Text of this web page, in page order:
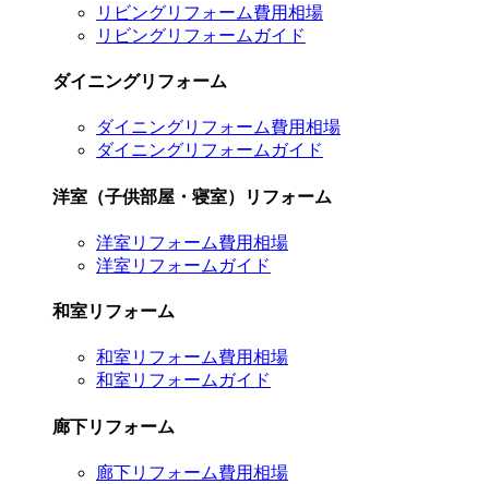
リビングリフォーム費用相場
リビングリフォームガイド
ダイニングリフォーム
ダイニングリフォーム費用相場
ダイニングリフォームガイド
洋室（子供部屋・寝室）リフォーム
洋室リフォーム費用相場
洋室リフォームガイド
和室リフォーム
和室リフォーム費用相場
和室リフォームガイド
廊下リフォーム
廊下リフォーム費用相場